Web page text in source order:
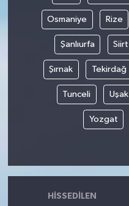
Osmaniye Rize
Şanlıurfa Siirt
Şırnak Tekirdağ
Tunceli Uşak
Yozgat
HISSEDILEN